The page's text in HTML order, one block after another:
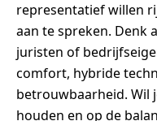
representatief willen
aan te spreken. Denk
juristen of
comfort, hybride
betrouwbaarheid. Wil
houden en op de